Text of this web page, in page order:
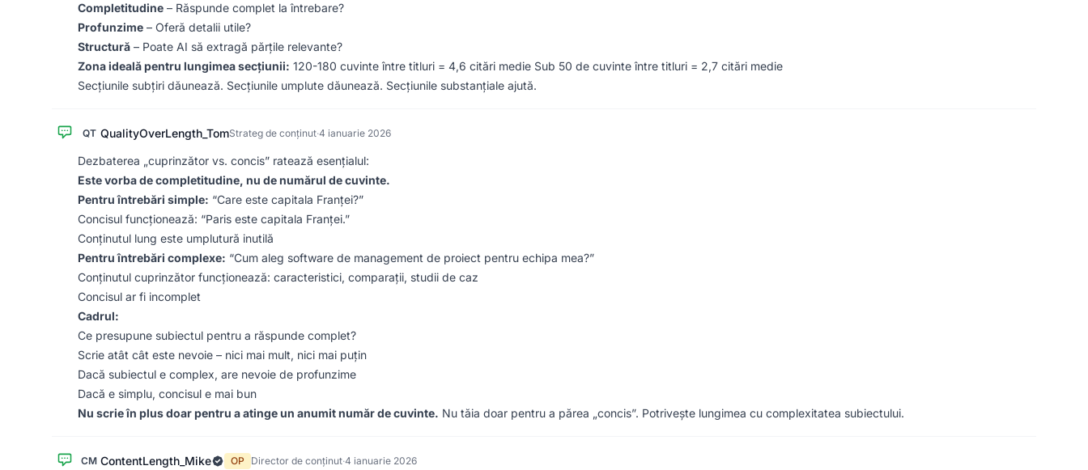
Completitudine – Răspunde complet la întrebare?
Profunzime – Oferă detalii utile?
Structură – Poate AI să extragă părțile relevante?
Zona ideală pentru lungimea secțiunii: 120-180 cuvinte între titluri = 4,6 citări medie Sub 50 de cuvinte între titluri = 2,7 citări medie
Secțiunile subțiri dăunează. Secțiunile umplute dăunează. Secțiunile substanțiale ajută.
QT QualityOverLength_TomStrateg de conținut·4 ianuarie 2026
Dezbaterea „cuprinzător vs. concis” ratează esențialul:
Este vorba de completitudine, nu de numărul de cuvinte.
Pentru întrebări simple: “Care este capitala Franței?”
Concisul funcționează: “Paris este capitala Franței.”
Conținutul lung este umplutură inutilă
Pentru întrebări complexe: “Cum aleg software de management de proiect pentru echipa mea?”
Conținutul cuprinzător funcționează: caracteristici, comparații, studii de caz
Concisul ar fi incomplet
Cadrul:
Ce presupune subiectul pentru a răspunde complet?
Scrie atât cât este nevoie – nici mai mult, nici mai puțin
Dacă subiectul e complex, are nevoie de profunzime
Dacă e simplu, concisul e mai bun
Nu scrie în plus doar pentru a atinge un anumit număr de cuvinte. Nu tăia doar pentru a părea „concis”. Potrivește lungimea cu complexitatea subiectului.
CM ContentLength_Mike OP Director de conținut·4 ianuarie 2026